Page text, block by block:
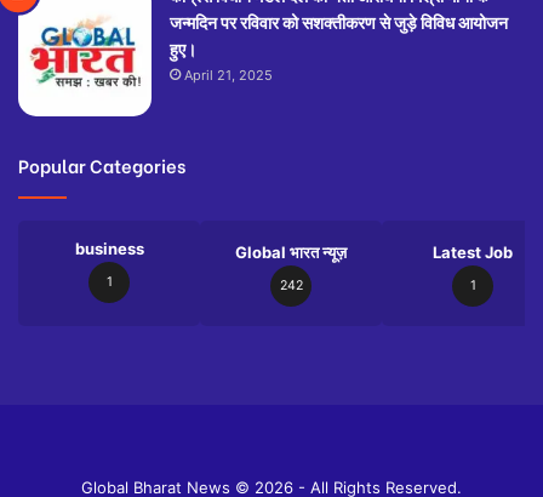
जन्मदिन पर रविवार को सशक्तीकरण से जुड़े विविध आयोजन
हुए।
April 21, 2025
Popular Categories
business
1
Global भारत न्यूज़
242
Latest Job
1
Global Bharat News © 2026 - All Rights Reserved.